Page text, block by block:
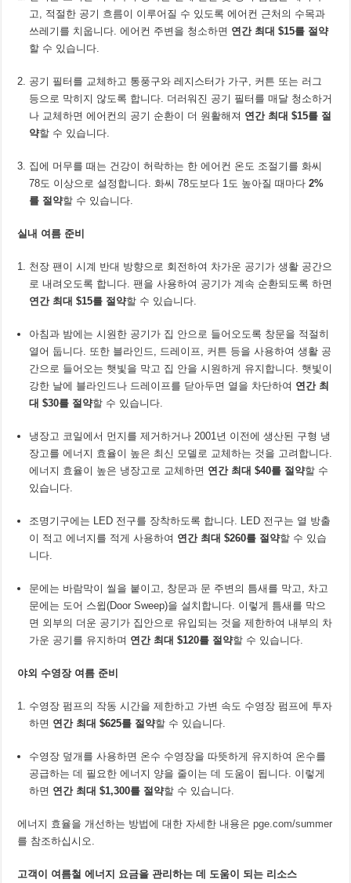
고, 적절한 공기 흐름이 이루어질 수 있도록 에어컨 근처의 수목과
쓰레기를 치웁니다. 에어컨 주변을 청소하면 연간 최대 $15를 절약
할 수 있습니다.
공기 필터를 교체하고 통풍구와 레지스터가 가구, 커튼 또는 러그
등으로 막히지 않도록 합니다. 더러워진 공기 필터를 매달 청소하거
나 교체하면 에어컨의 공기 순환이 더 원활해져 연간 최대 $15를 절
약할 수 있습니다.
집에 머무를 때는 건강이 허락하는 한 에어컨 온도 조절기를 화씨
78도 이상으로 설정합니다. 화씨 78도보다 1도 높아질 때마다2%
를 절약할 수 있습니다.
실내 여름 준비
천장 팬이 시계 반대 방향으로 회전하여 차가운 공기가 생활 공간으
로 내려오도록 합니다. 팬을 사용하여 공기가 계속 순환되도록 하면
연간 최대 $15를 절약할 수 있습니다.
아침과 밤에는 시원한 공기가 집 안으로 들어오도록 창문을 적절히
열어 둡니다. 또한 블라인드, 드레이프, 커튼 등을 사용하여 생활 공
간으로 들어오는 햇빛을 막고 집 안을 시원하게 유지합니다. 햇빛이
강한 날에 블라인드나 드레이프를 닫아두면 열을 차단하여 연간 최
대 $30를 절약할 수 있습니다.
냉장고 코일에서 먼지를 제거하거나 2001년 이전에 생산된 구형 냉
장고를 에너지 효율이 높은 최신 모델로 교체하는 것을 고려합니다.
에너지 효율이 높은 냉장고로 교체하면 연간 최대 $40를 절약할 수
있습니다.
조명기구에는 LED 전구를 장착하도록 합니다. LED 전구는 열 방출
이 적고 에너지를 적게 사용하여 연간 최대 $260를 절약할 수 있습
니다.
문에는 바람막이 씰을 붙이고, 창문과 문 주변의 틈새를 막고, 차고
문에는 도어 스윕(Door Sweep)을 설치합니다. 이렇게 틈새를 막으
면 외부의 더운 공기가 집안으로 유입되는 것을 제한하여 내부의 차
가운 공기를 유지하며 연간 최대 $120를 절약할 수 있습니다.
야외 수영장 여름 준비
수영장 펌프의 작동 시간을 제한하고 가변 속도 수영장 펌프에 투자
하면 연간 최대 $625를 절약할 수 있습니다.
수영장 덮개를 사용하면 온수 수영장을 따뜻하게 유지하여 온수를
공급하는 데 필요한 에너지 양을 줄이는 데 도움이 됩니다. 이렇게
하면 연간 최대 $1,300를 절약할 수 있습니다.
에너지 효율을 개선하는 방법에 대한 자세한 내용은pge.com/summer
를 참조하십시오.
고객이 여름철 에너지 요금을 관리하는 데 도움이 되는 리소스